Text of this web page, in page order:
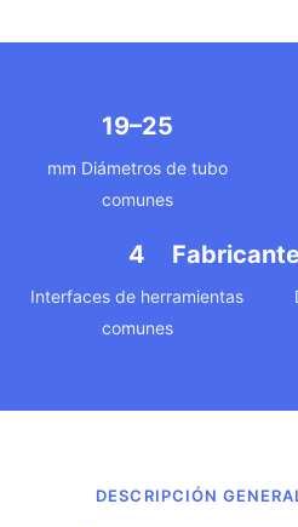
19–25
mm Diámetros de tubo
comunes
4
Interfaces de herramientas
comunes
DESCRIPCIÓN